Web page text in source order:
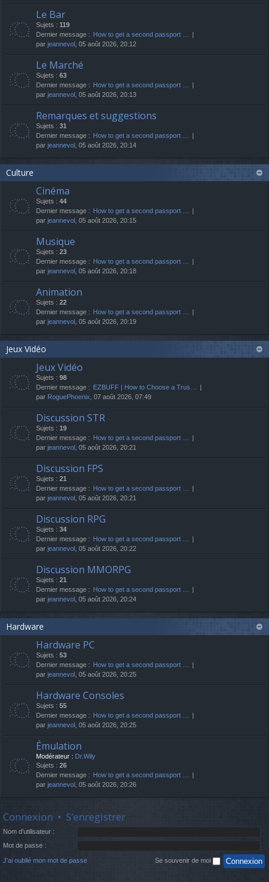
Le Bar
Sujets : 119
Dernier message : How to get a second passport …
par jeannevol , 05 août 2026, 20:12
Le Marché
Sujets : 63
Dernier message : How to get a second passport …
par jeannevol , 05 août 2026, 20:13
Remarques et suggestions
Sujets : 31
Dernier message : How to get a second passport …
par jeannevol , 05 août 2026, 20:14
Culture
Cinéma
Sujets : 44
Dernier message : How to get a second passport …
par jeannevol , 05 août 2026, 20:15
Musique
Sujets : 23
Dernier message : How to get a second passport …
par jeannevol , 05 août 2026, 20:18
Animation
Sujets : 22
Dernier message : How to get a second passport …
par jeannevol , 05 août 2026, 20:19
Jeux Vidéo
Jeux Vidéo
Sujets : 98
Dernier message : EZBUFF | How to Choose a Trus…
par RoguePhoenix , 07 août 2026, 07:49
Discussion STR
Sujets : 19
Dernier message : How to get a second passport …
par jeannevol , 05 août 2026, 20:21
Discussion FPS
Sujets : 21
Dernier message : How to get a second passport …
par jeannevol , 05 août 2026, 20:21
Discussion RPG
Sujets : 34
Dernier message : How to get a second passport …
par jeannevol , 05 août 2026, 20:22
Discussion MMORPG
Sujets : 21
Dernier message : How to get a second passport …
par jeannevol , 05 août 2026, 20:24
Hardware
Hardware PC
Sujets : 53
Dernier message : How to get a second passport …
par jeannevol , 05 août 2026, 20:25
Hardware Consoles
Sujets : 55
Dernier message : How to get a second passport …
par jeannevol , 05 août 2026, 20:25
Émulation
Modérateur : Dr.Wily
Sujets : 26
Dernier message : How to get a second passport …
par jeannevol , 05 août 2026, 20:26
Connexion • S’enregistrer
Nom d’utilisateur :
Mot de passe :
J’ai oublié mon mot de passe Se souvenir de moi